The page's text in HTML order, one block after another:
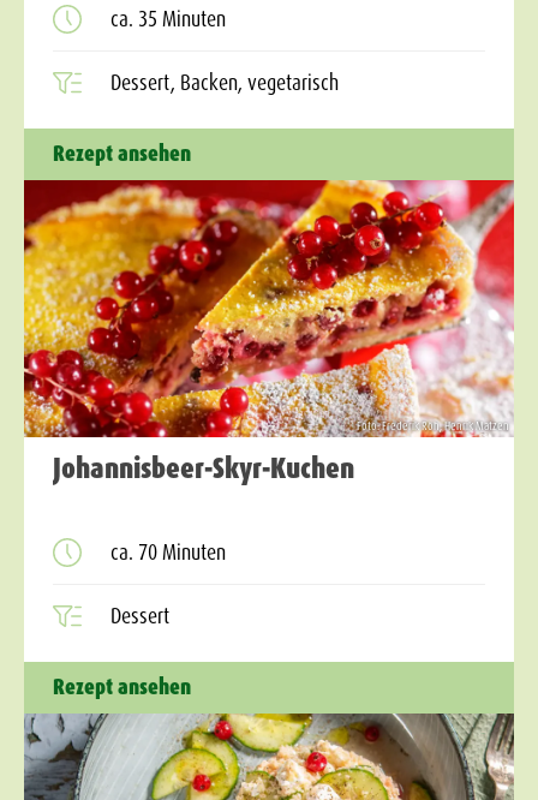
ca. 35 Minuten
Dessert, Backen, vegetarisch
Rezept ansehen
Foto: Frederik Röh, Henrik Matzen
Johannisbeer-Skyr-Kuchen
ca. 70 Minuten
Dessert
Rezept ansehen